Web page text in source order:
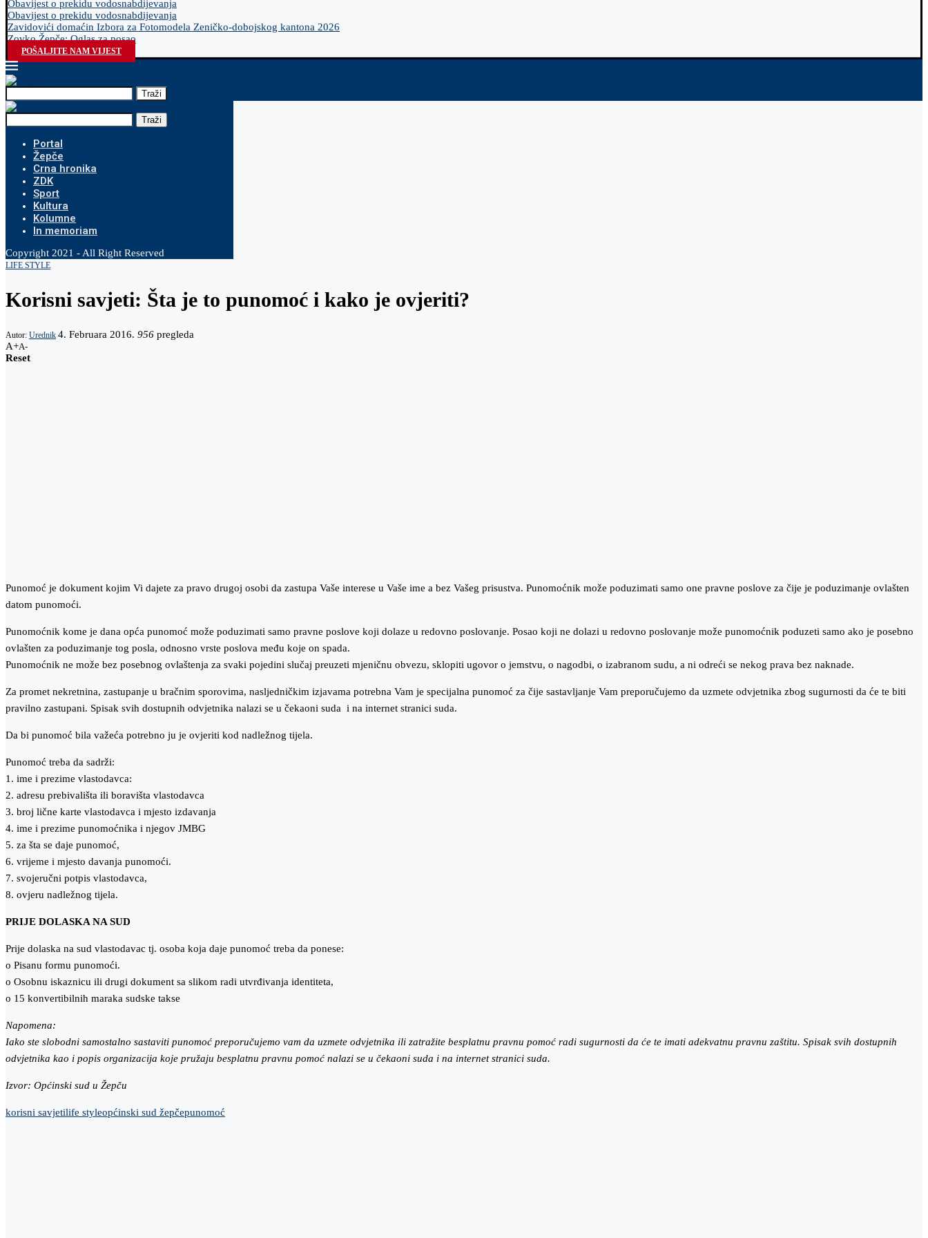
Obavijest o prekidu vodosnabdijevanja
Obavijest o prekidu vodosnabdijevanja
Zavidovići domaćin Izbora za Fotomodela Zeničko-dobojskog kantona 2026
Zovko Žepče: Oglas za posao
POŠALJITE NAM VIJEST
Traži
Traži
Portal
Žepče
Crna hronika
ZDK
Sport
Kultura
Kolumne
In memoriam
Copyright 2021 - All Right Reserved
LIFE STYLE
Korisni savjeti: Šta je to punomoć i kako je ovjeriti?
Autor: Urednik 4. Februara 2016. 956 pregleda
A+A-
Reset
Punomoć je dokument kojim Vi dajete za pravo drugoj osobi da zastupa Vaše interese u Vaše ime a bez Vašeg prisustva. Punomoćnik može poduzimati samo one pravne poslove za čije je poduzimanje ovlašten
datom punomoći.
Punomoćnik kome je dana opća punomoć može poduzimati samo pravne poslove koji dolaze u redovno poslovanje. Posao koji ne dolazi u redovno poslovanje može punomoćnik poduzeti samo ako je posebno
ovlašten za poduzimanje tog posla, odnosno vrste poslova među koje on spada.
Punomoćnik ne može bez posebnog ovlaštenja za svaki pojedini slučaj preuzeti mjeničnu obvezu, sklopiti ugovor o jemstvu, o nagodbi, o izabranom sudu, a ni odreći se nekog prava bez naknade.
Za promet nekretnina, zastupanje u bračnim sporovima, nasljedničkim izjavama potrebna Vam je specijalna punomoć za čije sastavljanje Vam preporučujemo da uzmete odvjetnika zbog sugurnosti da će te biti
pravilno zastupani. Spisak svih dostupnih odvjetnika nalazi se u čekaoni suda i na internet stranici suda.
Da bi punomoć bila važeća potrebno ju je ovjeriti kod nadležnog tijela.
Punomoć treba da sadrži:
1. ime i prezime vlastodavca:
2. adresu prebivališta ili boravišta vlastodavca
3. broj lične karte vlastodavca i mjesto izdavanja
4. ime i prezime punomoćnika i njegov JMBG
5. za šta se daje punomoć,
6. vrijeme i mjesto davanja punomoći.
7. svojeručni potpis vlastodavca,
8. ovjeru nadležnog tijela.
PRIJE DOLASKA NA SUD
Prije dolaska na sud vlastodavac tj. osoba koja daje punomoć treba da ponese:
o Pisanu formu punomoći.
o Osobnu iskaznicu ili drugi dokument sa slikom radi utvrđivanja identiteta,
o 15 konvertibilnih maraka sudske takse
Napomena:
Iako ste slobodni samostalno sastaviti punomoć preporučujemo vam da uzmete odvjetnika ili zatražite besplatnu pravnu pomoć radi sugurnosti da će te imati adekvatnu pravnu zaštitu. Spisak svih dostupnih
odvjetnika kao i popis organizacija koje pružaju besplatnu pravnu pomoć nalazi se u čekaoni suda i na internet stranici suda.
Izvor: Općinski sud u Žepču
korisni savjetilife styleopćinski sud žepčepunomoć